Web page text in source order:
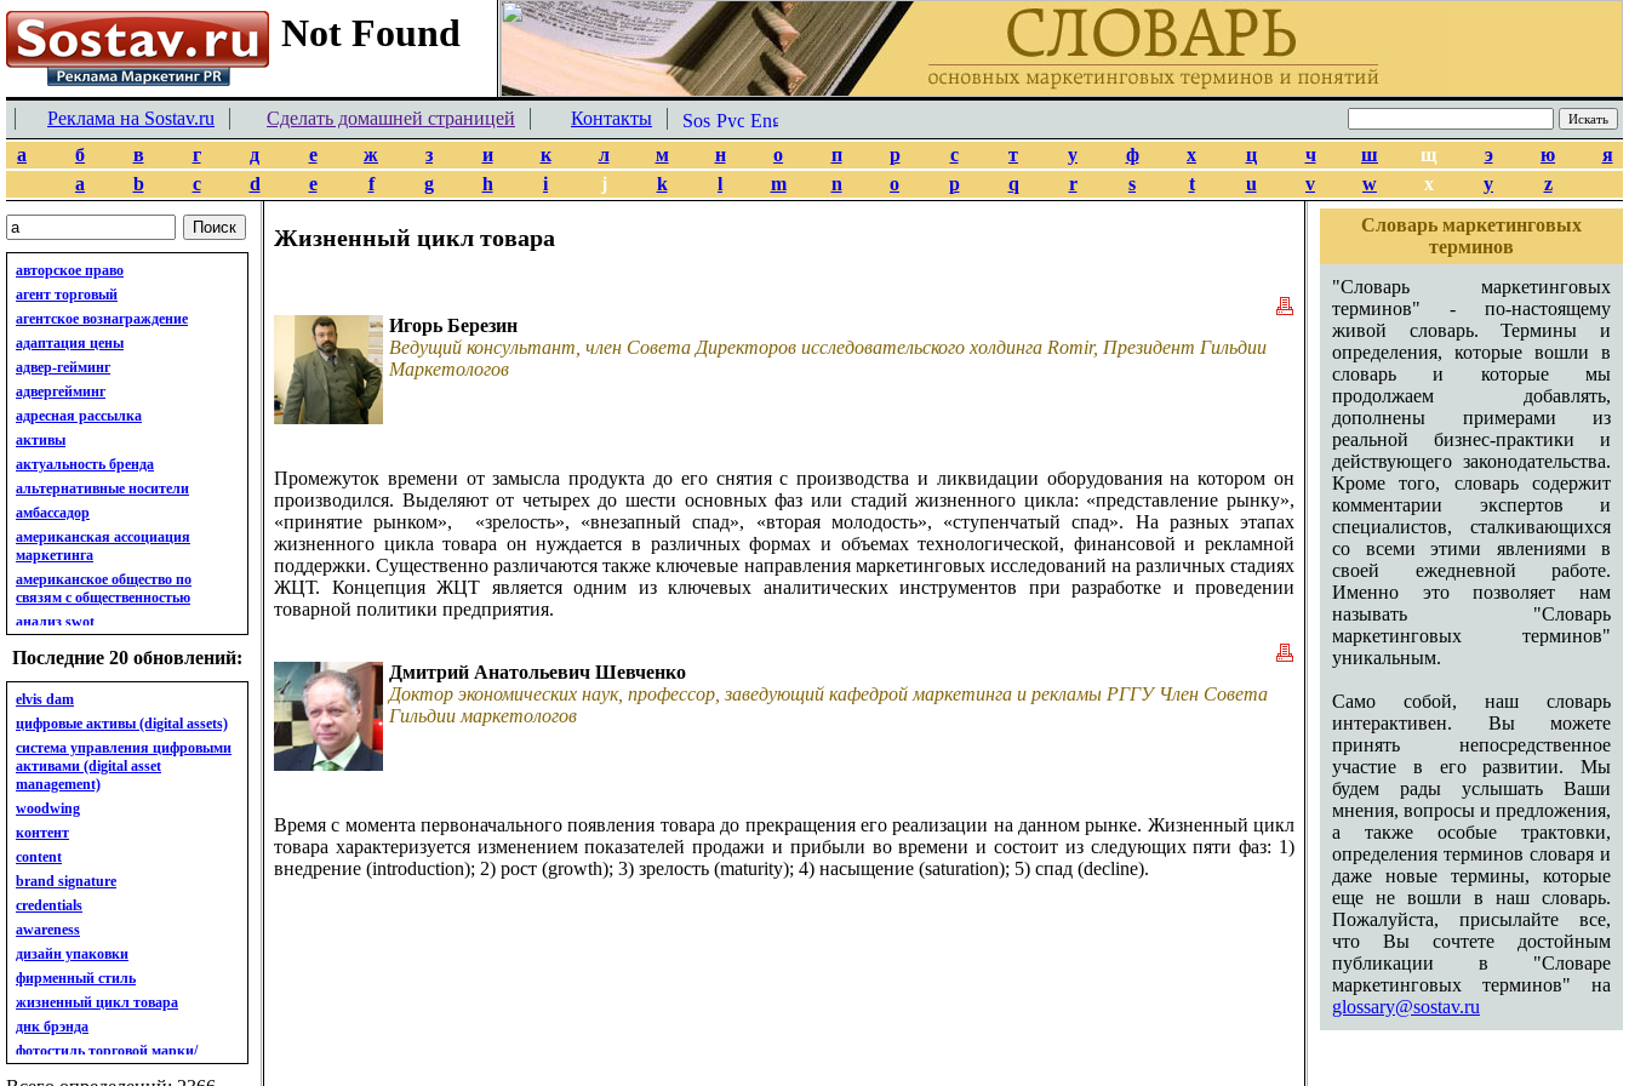
Реклама на Sostav.ru Сделать домашней страницей
Контакты
а
б в г д е ж з и к л м н о п р с т у ф х ц ч ш щ э ю
я
a
b c d e f g h i j k l m n o p q r s t u v w x y z
авторское право
агент торговый
агентское вознаграждение
адаптация цены
адвер-гейминг
адвергейминг
адресная рассылка
активы
актуальность бренда
альтернативные носители
амбассадор
американская ассоциация
маркетинга
американское общество по
связям с общественностью
анализ swot
анализ бизнес-портфеля
анализ имиджа
анализ кластерный
анализ конкурентов
анализ кросс-культурных
особенностей
анализ мак кинси «7s»
анализ макросистемы
анализ маркетинговый
анализ рынка
анализ ситуационный
анализ экспертный
индивидуальный
анкета
ассортимент
ассортимент товарный.
планирование товарного
ассортимента
ассортимент. глубина
Последние 20 обновлений:
elvis dam
цифровые активы (digital assets)
система управления цифровыми
активами (digital asset
management)
woodwing
контент
content
brand signature
credentials
awareness
дизайн упаковки
фирменный стиль
жизненный цикл товара
днк брэнда
фотостиль торговой марки/
линейки продукции
Жизненный цикл товара
Игорь Березин
Ведущий консультант, член Совета Директоров исследовательского холдинга Romir, Президент Гильдии
Маркетологов
Промежуток времени от замысла продукта до его снятия с производства и ликвидации оборудования на котором он
производился. Выделяют от четырех до шести основных фаз или стадий жизненного цикла: «представление рынку»,
«принятие рынком», «зрелость», «внезапный спад», «вторая молодость», «ступенчатый спад». На разных этапах
жизненного цикла товара он нуждается в различных формах и объемах технологической, финансовой и рекламной
поддержки. Существенно различаются также ключевые направления маркетинговых исследований на различных стадиях
ЖЦТ. Концепция ЖЦТ является одним из ключевых аналитических инструментов при разработке и проведении
товарной политики предприятия.
Дмитрий Анатольевич Шевченко
Доктор экономических наук, профессор, заведующий кафедрой маркетинга и рекламы РГГУ Член Совета
Гильдии маркетологов
Время с момента первоначального появления товара до прекращения его реализации на данном рынке. Жизненный цикл
товара характеризуется изменением показателей продажи и прибыли во времени и состоит из следующих пяти фаз: 1)
внедрение (introduction); 2) рост (growth); 3) зрелость (maturity); 4) насыщение (saturation); 5) спад (decline).
Словарь маркетинговых
терминов
"Словарь маркетинговых
терминов" - по-настоящему
живой словарь. Термины и
определения, которые вошли в
словарь и которые мы
продолжаем добавлять,
дополнены примерами из
реальной бизнес-практики и
действующего законодательства.
Кроме того, словарь содержит
комментарии экспертов и
специалистов, сталкивающихся
со всеми этими явлениями в
своей ежедневной работе.
Именно это позволяет нам
называть "Словарь
маркетинговых терминов"
уникальным.
Само собой, наш словарь
интерактивен. Вы можете
принять непосредственное
участие в его развитии. Мы
будем рады услышать Ваши
мнения, вопросы и предложения,
а также особые трактовки,
определения терминов словаря и
даже новые термины, которые
еще не вошли в наш словарь.
Пожалуйста, присылайте все,
что Вы сочтете достойным
публикации в "Словаре
маркетинговых терминов" на
glossary@sostav.ru